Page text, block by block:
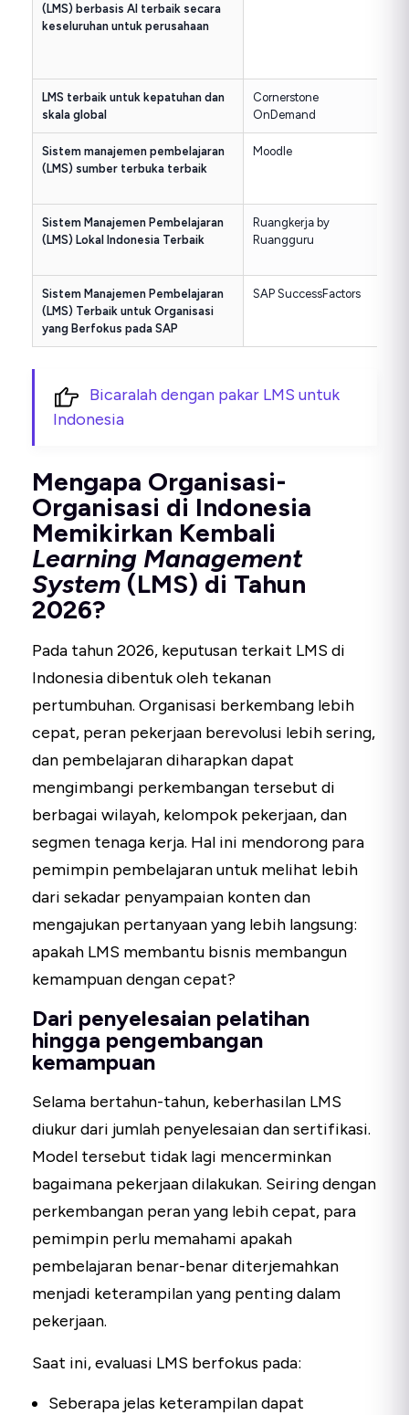
(LMS) berbasis AI terbaik secara
keseluruhan untuk perusahaan
LMS terbaik untuk kepatuhan dan
skala global
Cornerstone
OnDemand
Sistem manajemen pembelajaran
(LMS) sumber terbuka terbaik
Moodle
Sistem Manajemen Pembelajaran
(LMS) Lokal Indonesia Terbaik
Ruangkerja by
Ruangguru
Sistem Manajemen Pembelajaran
(LMS) Terbaik untuk Organisasi
yang Berfokus pada SAP
SAP SuccessFactors
Bicaralah dengan pakar LMS untuk
Indonesia
Mengapa Organisasi-
Organisasi di Indonesia
Memikirkan Kembali
Learning Management
System (LMS) di Tahun
2026?
Pada tahun 2026, keputusan terkait LMS di
Indonesia dibentuk oleh tekanan
pertumbuhan. Organisasi berkembang lebih
cepat, peran pekerjaan berevolusi lebih sering,
dan pembelajaran diharapkan dapat
mengimbangi perkembangan tersebut di
berbagai wilayah, kelompok pekerjaan, dan
segmen tenaga kerja. Hal ini mendorong para
pemimpin pembelajaran untuk melihat lebih
dari sekadar penyampaian konten dan
mengajukan pertanyaan yang lebih langsung:
apakah LMS membantu bisnis membangun
kemampuan dengan cepat?
Dari penyelesaian pelatihan
hingga pengembangan
kemampuan
Selama bertahun-tahun, keberhasilan LMS
diukur dari jumlah penyelesaian dan sertifikasi.
Model tersebut tidak lagi mencerminkan
bagaimana pekerjaan dilakukan. Seiring dengan
perkembangan peran yang lebih cepat, para
pemimpin perlu memahami apakah
pembelajaran benar-benar diterjemahkan
menjadi keterampilan yang penting dalam
pekerjaan.
Saat ini, evaluasi LMS berfokus pada:
Seberapa jelas keterampilan dapat